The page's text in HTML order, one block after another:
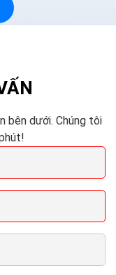
như bao tử
bên dưới. Chúng tôi